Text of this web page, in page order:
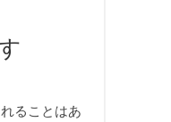
ることはあ